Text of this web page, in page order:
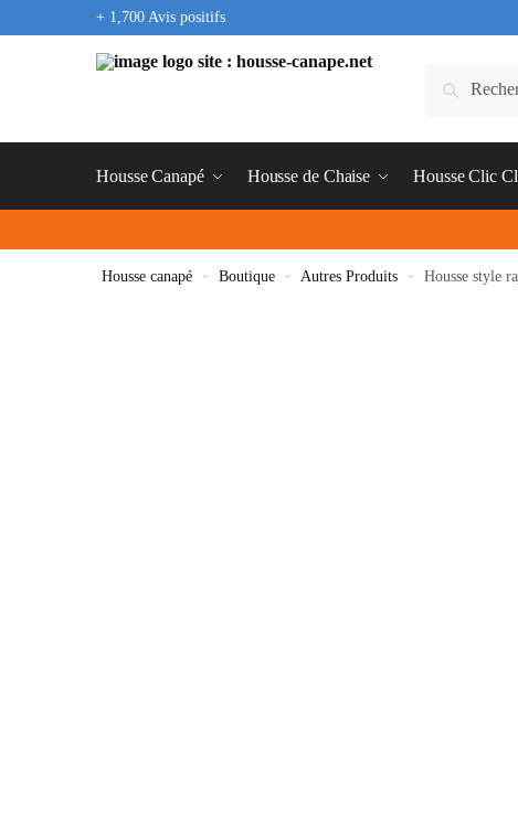
+ 1,700 Avis positifs
Housse Canapé Housse de Chaise Housse Clic
Housse canapé » Boutique » Autres Produits » Housse style